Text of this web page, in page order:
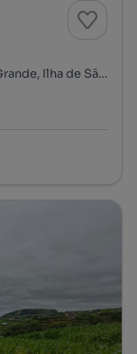
Rua do Rochão, Lomba da Maia, Ribeira Grande, Ilha de São Miguel